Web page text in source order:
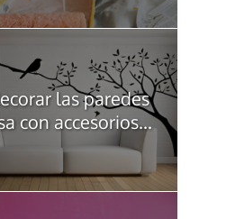
las paredes
con accesorios...